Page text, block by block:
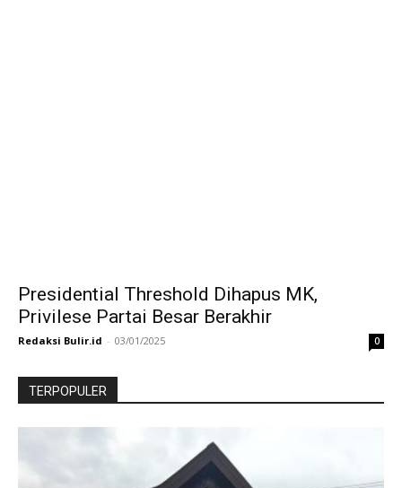
Presidential Threshold Dihapus MK,
Privilese Partai Besar Berakhir
Redaksi Bulir.id - 03/01/2025 0
TERPOPULER